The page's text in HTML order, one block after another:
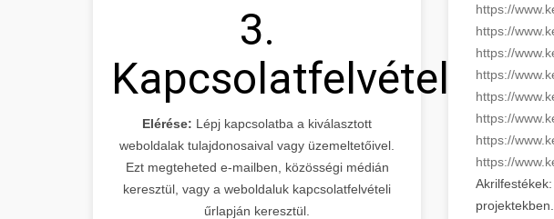
3.
Kapcsolatfelvétel
Elérése: Lépj kapcsolatba a kiválasztott
weboldalak tulajdonosaival vagy üzemeltetőivel.
Ezt megteheted e-mailben, közösségi médián
keresztül, vagy a weboldaluk kapcsolatfelvételi
űrlapján keresztül.
https://
https://
https://
https://
https://
https://
https://
https://